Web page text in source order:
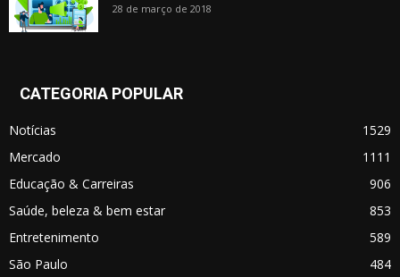
28 de março de 2018
CATEGORIA POPULAR
Notícias
1529
Mercado
1111
Educação & Carreiras
906
Saúde, beleza & bem estar
853
Entretenimento
589
São Paulo
484